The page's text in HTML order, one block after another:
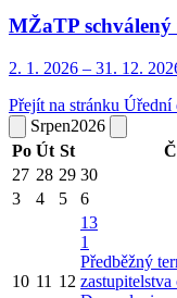
MŽaTP
2. 1. 2026 – 31. 12.
Přejít na stránku Úřední
Srpen2026
Po Út St
27 28 29 30
3
4 5 6
10 11 12
13
1
Předběžný